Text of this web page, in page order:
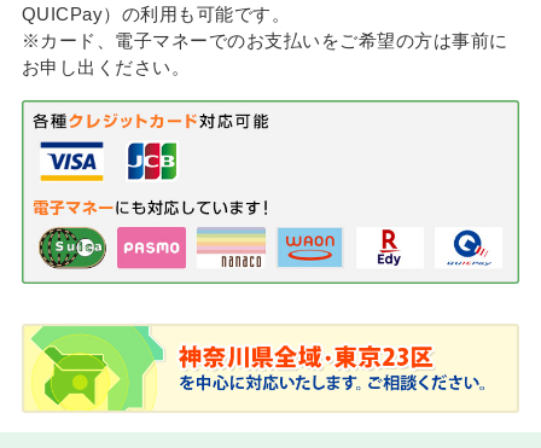
QUICPay）の利用も可能です。
※カード、電子マネーでのお支払いをご希望の方は事前に
お申し出ください。